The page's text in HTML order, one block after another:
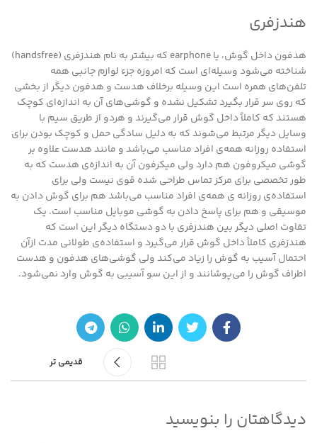
هندزفری
هدفون داخل گوش، یا earphone که بیشتر به نام هندزفری (handsfree)
شناخته می‌شود وسیله‌ای است که امروزه جزء لوازم جانبی همه
تلفن‌های همره است این وسیله برخلاف هدست و هدفون دیگر از بخشی
که روی سر قرار بگیرد تشکیل نشده و گوشی‌های آن به اندازه‌ای کوچک
هستند که کاملاً داخل گوش قرار می‌گیرند و هردو از طریق سیم با
وسایل دیگر مرتبط می‌شوند که به دلیل سادگی حمل و کوچک بودن برای
استفاده روزانه همه‌ی افراد مناسب می‌باشد و مانند هدست علاوه بر
گوشی میکروفون هم دارد ولی میکرفون آن به اندازه‌ی هدست که به
طور تخصصی برای مرکز تماس طراحی شده قوی نیست ولی برای
استفاده‌ی روزانه ی همه‌ی افراد مناسب می‌باشد هم برای گوش دادن به
موسیقی و هم برای پاسخ دادن به گوشی موبایل مناسب است. یک
تفاوت اصلی دیگر بین هندزفری با دو دستگاه دیگر این است که
هندزفری کاملاً داخل گوش قرار می‌گیرد و استفاده‌ی طولانی مدت ازآن
احتمال آسیب به گوش را زیاد می‌کند ولی گوشی‌های هدفون و هدست
اطراف گوش را می‌پوشانند و از این سو آسیبی به گوش وارد نمی‌شود.
قدیمی تر
دیدگاهتان را بنویسید